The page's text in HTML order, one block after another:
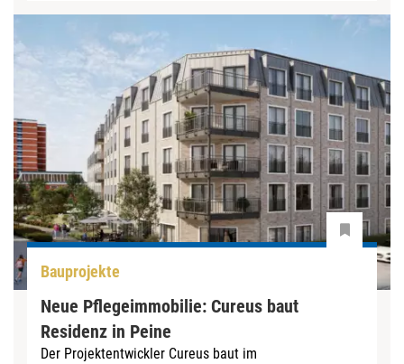
Bauprojekte
Neue Pflegeimmobilie: Cureus baut
Residenz in Peine
Der Projektentwickler Cureus baut im